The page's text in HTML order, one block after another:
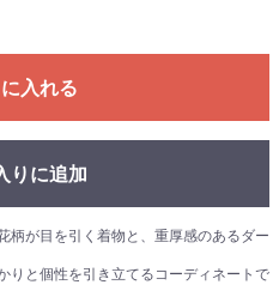
入れる
りに追加
柄が目を引く着物と、重厚感のあるダー
りと個性を引き立てるコーディネートで